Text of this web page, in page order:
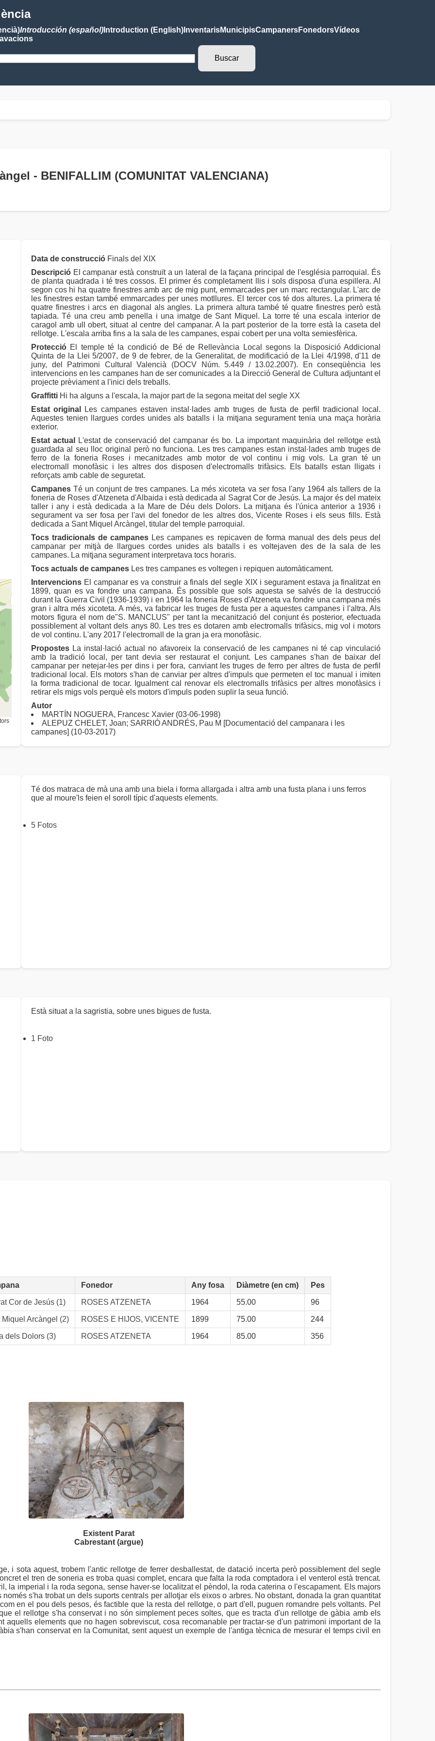
Introducción (español)Introduction (English)InventarisMunicipisCampanersFonedorsVídeos
- BENIFALLIM (COMUNITAT VALENCIANA)
Data de construcció Finals del XIX
Descripció El campanar està construït a un lateral de la façana principal de l'església parroquial. És
de planta quadrada i té tres cossos. El primer és completament llis i sols disposa d'una espillera. Al
segon cos hi ha quatre finestres amb arc de mig punt, emmarcades per un marc rectangular. L'arc de
les finestres estan també emmarcades per unes motllures. El tercer cos té dos altures. La primera té
quatre finestres i arcs en diagonal als angles. La primera altura també té quatre finestres però està
tapiada. Té una creu amb penella i una imatge de Sant Miquel. La torre té una escala interior de
caragol amb ull obert, situat al centre del campanar. A la part posterior de la torre està la caseta del
rellotge. L'escala arriba fins a la sala de les campanes, espai cobert per una volta semiesfèrica.
Protecció El temple té la condició de Bé de Rellevància Local segons la Disposició Addicional
Quinta de la Llei 5/2007, de 9 de febrer, de la Generalitat, de modificació de la Llei 4/1998, d'11 de
juny, del Patrimoni Cultural Valencià (DOCV Núm. 5.449 / 13.02.2007). En conseqüència les
intervencions en les campanes han de ser comunicades a la Direcció General de Cultura adjuntant el
projecte prèviament a l'inici dels treballs.
Graffitti Hi ha alguns a l'escala, la major part de la segona meitat del segle XX
Estat original
Les campanes estaven instal·lades amb truges de fusta de perfil tradicional local.
Aquestes tenien llargues cordes unides als batalls i la mitjana segurament tenia una maça horària
exterior.
Estat actual
L'estat de conservació del campanar és bo. La important maquinària del rellotge està
guardada al seu lloc original però no funciona. Les tres campanes estan instal·lades amb truges de
ferro de la foneria Roses i mecanitzades amb motor de vol continu i mig vols. La gran té un
electromall monofàsic i les altres dos disposen d'electromalls trifàsics. Els batalls estan lligats i
reforçats amb cable de seguretat.
Campanes Té un conjunt de tres campanes. La més xicoteta va ser fosa l'any 1964 als tallers de la
foneria de Roses d'Atzeneta d'Albaida i està dedicada al Sagrat Cor de Jesús. La major és del mateix
taller i any i està dedicada a la Mare de Déu dels Dolors. La mitjana és l'única anterior a 1936 i
segurament va ser fosa per l'avi del fonedor de les altres dos, Vicente Roses i els seus fills. Està
dedicada a Sant Miquel Arcàngel, titular del temple parroquial.
Tocs tradicionals de campanes Les campanes es repicaven de forma manual des dels peus del
campanar per mitjà de llargues cordes unides als batalls i es voltejaven des de la sala de les
campanes. La mitjana segurament interpretava tocs horaris.
Tocs actuals de campanes Les tres campanes es voltegen i repiquen automàticament.
Intervencions El campanar es va construir a finals del segle XIX i segurament estava ja finalitzat en
1899, quan es va fondre una campana. És possible que sols aquesta se salvés de la destrucció
durant la Guerra Civil (1936-1939) i en 1964 la foneria Roses d'Atzeneta va fondre una campana més
gran i altra més xicoteta. A més, va fabricar les truges de fusta per a aquestes campanes i l'altra. Als
motors figura el nom de"S. MANCLUS" per tant la mecanització del conjunt és posterior, efectuada
possiblement al voltant dels anys 80. Les tres es dotaren amb electromalls trifàsics, mig vol i motors
de vol continu. L'any 2017 l'electromall de la gran ja era monofàsic.
Propostes La instal·lació actual no afavoreix la conservació de les campanes ni té cap vinculació
amb la tradició local, per tant devia ser restaurat el conjunt. Les campanes s'han de baixar del
campanar per netejar-les per dins i per fora, canviant les truges de ferro per altres de fusta de perfil
tradicional local. Els motors s'han de canviar per altres d'impuls que permeten el toc manual i imiten
la forma tradicional de tocar. Igualment cal renovar els electromalls trifàsics per altres monofàsics i
retirar els migs vols perquè els motors d'impuls poden suplir la seua funció.
Autor
MARTÍN NOGUERA, Francesc Xavier (03-06-1998)
ALEPUZ CHELET, Joan; SARRIÓ ANDRÉS, Pau M [Documentació del campanara i les
campanes] (10-03-2017)
Té dos matraca de mà una amb una biela i forma allargada i altra amb una fusta plana i uns ferros
que al moure'ls feien el soroll típic d'aquests elements.
5 Fotos
Està situat a la sagristia, sobre unes bigues de fusta.
1 Foto
Fonedor Any fosa Diàmetre (en cm) Pes
Cor de Jesús (1) ROSES ATZENETA 1964 55.00 96
Miquel Arcàngel (2) ROSES E HIJOS, VICENTE 1899 75.00 244
dels Dolors (3) ROSES ATZENETA 1964 85.00 356
Existent Parat
Cabrestant (argue)
i sota aquest, trobem l'antic rellotge de ferrer desballestat, de datació incerta però possiblement del segle
el tren de soneria es troba quasi complet, encara que falta la roda comptadora i el venterol està trencat.
la imperial i la roda segona, sense haver-se localitzat el pèndol, la roda caterina o l'escapament. Els majors
s'ha trobat un dels suports centrals per allotjar els eixos o arbres. No obstant, donada la gran quantitat
en el pou dels pesos, és factible que la resta del rellotge, o part d'ell, puguen romandre pels voltants. Pel
el rellotge s'ha conservat i no són simplement peces soltes, que es tracta d'un rellotge de gàbia amb els
aquells elements que no hagen sobreviscut, cosa recomanable per tractar-se d'un patrimoni important de la
s'han conservat en la Comunitat, sent aquest un exemple de l'antiga tècnica de mesurar el temps civil en